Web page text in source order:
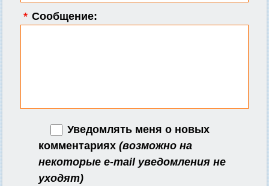
* Сообщение:
Уведомлять меня о новых
комментариях (возможно на
некоторые e-mail уведомления не
уходят)